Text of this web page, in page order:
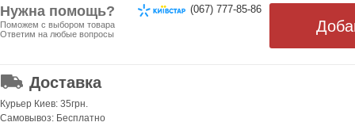
Нужна помощь?
Поможем с выбором товара
Ответим на любые вопросы
(067) 777-85-86
Доставка
Курьер Киев: 35грн.
Самовывоз: Бесплатно